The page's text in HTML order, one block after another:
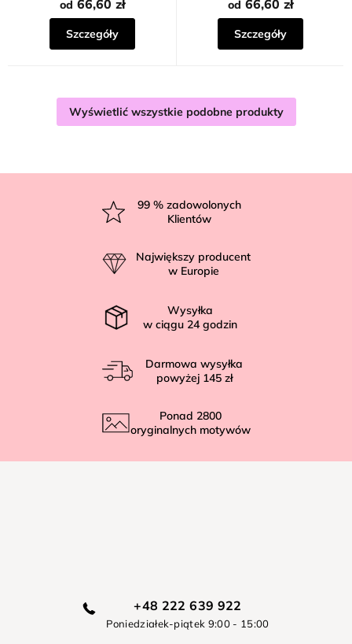
od 66,60 zł
Szczegóły
od 66,60 zł
Szczegóły
Wyświetlić wszystkie podobne produkty
99 % zadowolonych
Klientów
Największy producent
w Europie
Wysyłka
w ciągu 24 godzin
Darmowa wysyłka
powyżej 145 zł
Ponad 2800
oryginalnych motywów
+48 222 639 922
Poniedziałek-piątek 9:00 - 15:00